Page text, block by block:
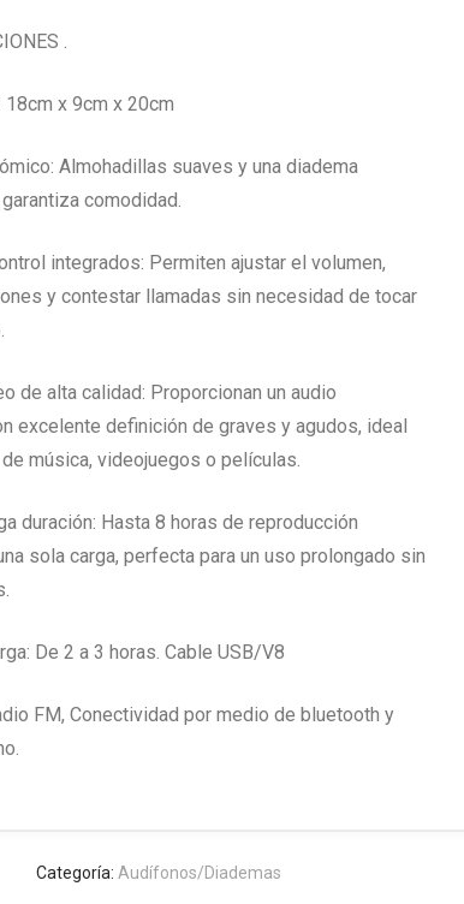
.
x 9cm x 20cm
Almohadillas suaves y una diadema
comodidad.
integrados: Permiten ajustar el volumen,
y contestar llamadas sin necesidad de tocar
de alta calidad: Proporcionan un audio
excelente definición de graves y agudos, ideal
música, videojuegos o películas.
duración: Hasta 8 horas de reproducción
sola carga, perfecta para un uso prolongado sin
De 2 a 3 horas. Cable USB/V8
FM, Conectividad por medio de bluetooth y
Categoría: Audífonos/Diademas